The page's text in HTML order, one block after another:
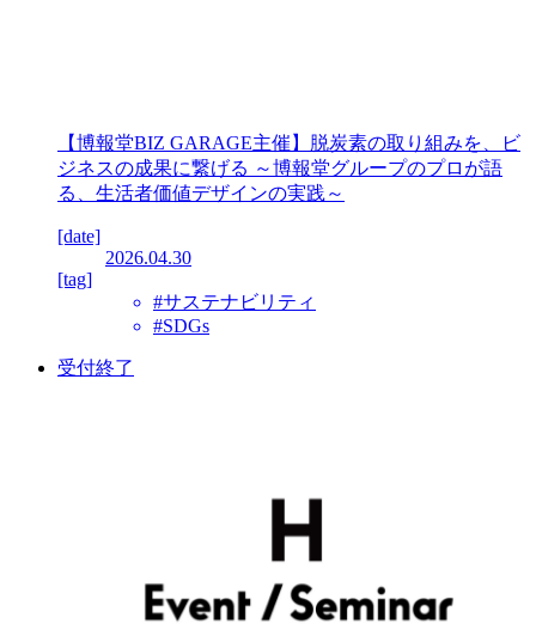
【博報堂BIZ GARAGE主催】脱炭素の取り組みを、ビ
ジネスの成果に繋げる ～博報堂グループのプロが語
る、生活者価値デザインの実践～
[date]
2026.04.30
[tag]
#サステナビリティ
#SDGs
受付終了